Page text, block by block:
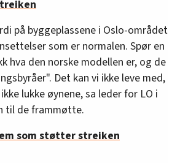
på byggeplassene i Oslo-området
som er normalen. Spør en
hva den norske modellen er, og de
Det kan vi ikke leve med,
lukke øynene, sa leder for LO i
til de frammøtte.
som støtter streiken